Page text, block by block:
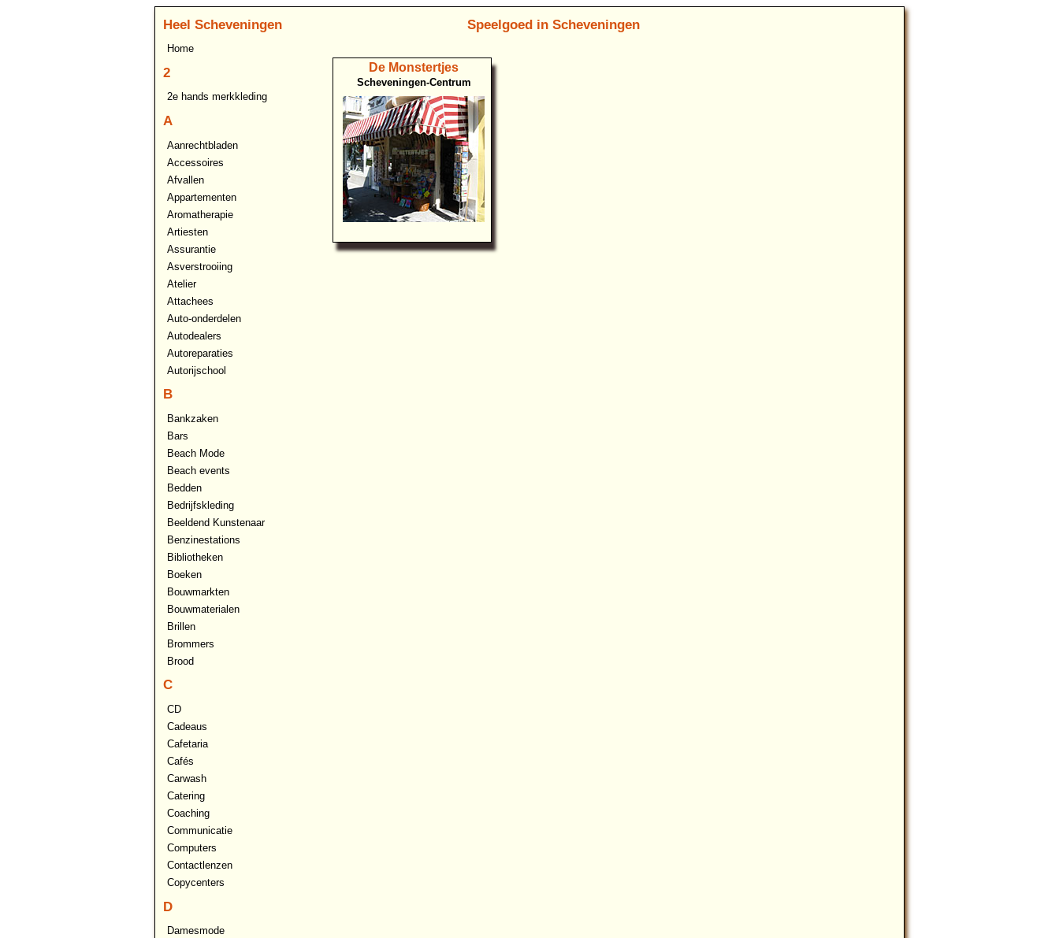
Heel Scheveningen
Home
2
2e hands merkkleding
A
Aanrechtbladen
Accessoires
Afvallen
Appartementen
Aromatherapie
Artiesten
Assurantie
Asverstrooiing
Atelier
Attachees
Auto-onderdelen
Autodealers
Autoreparaties
Autorijschool
B
Bankzaken
Bars
Beach Mode
Beach events
Bedden
Bedrijfskleding
Beeldend Kunstenaar
Benzinestations
Bibliotheken
Boeken
Bouwmarkten
Bouwmaterialen
Brillen
Brommers
Brood
C
CD
Cadeaus
Cafetaria
Cafés
Carwash
Catering
Coaching
Communicatie
Computers
Contactlenzen
Copycenters
D
Damesmode
Speelgoed in Scheveningen
De Monstertjes
Scheveningen-Centrum